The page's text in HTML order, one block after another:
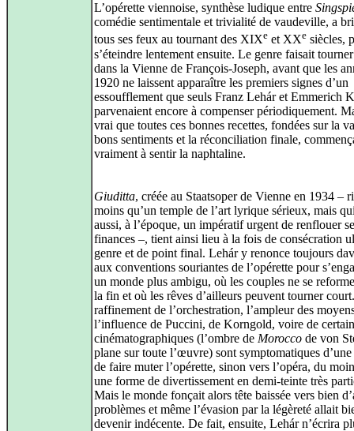
L’opérette viennoise, synthèse ludique entre
comédie sentimentale et trivialité de vaudeville, a
tous ses feux au tournant des XIXe et XXe siècles,
s’éteindre lentement ensuite. Le genre faisait
dans la Vienne de François‑Joseph, avant que les
1920 ne laissent apparaître les premiers signes d’un
essoufflement que seuls Franz Lehár et Emmerich
parvenaient encore à compenser périodiquement.
vrai que toutes ces bonnes recettes, fondées sur la
bons sentiments et la réconciliation finale,
vraiment à sentir la naphtaline.
Giuditta, créée au Staatsoper de Vienne en 1934 –
moins qu’un temple de l’art lyrique sérieux, mais
aussi, à l’époque, un impératif urgent de renflouer
finances –, tient ainsi lieu à la fois de consécration
genre et de point final. Lehár y renonce toujours
aux conventions souriantes de l’opérette pour
un monde plus ambigu, où les couples ne se
la fin et où les rêves d’ailleurs peuvent tourner
raffinement de l’orchestration, l’ampleur des
l’influence de Puccini, de Korngold, voire de
cinématographiques (l’ombre de Morocco de von
plane sur toute l’œuvre) sont symptomatiques
de faire muter l’opérette, sinon vers l’opéra, du
une forme de divertissement en demi‑teinte très
Mais le monde fonçait alors tête baissée vers bien
problèmes et même l’évasion par la légèreté allait
devenir indécente. De fait, ensuite, Lehár n’écrira